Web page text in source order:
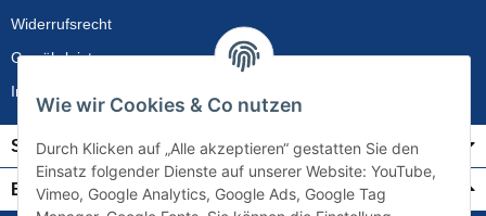
Widerrufsrecht
Gewährleistung
Impressum
Service
Bezahlung & Versand
Wie wir Cookies & Co nutzen
Durch Klicken auf „Alle akzeptieren“ gestatten Sie den
Einsatz folgender Dienste auf unserer Website: YouTube,
Vimeo, Google Analytics, Google Ads, Google Tag